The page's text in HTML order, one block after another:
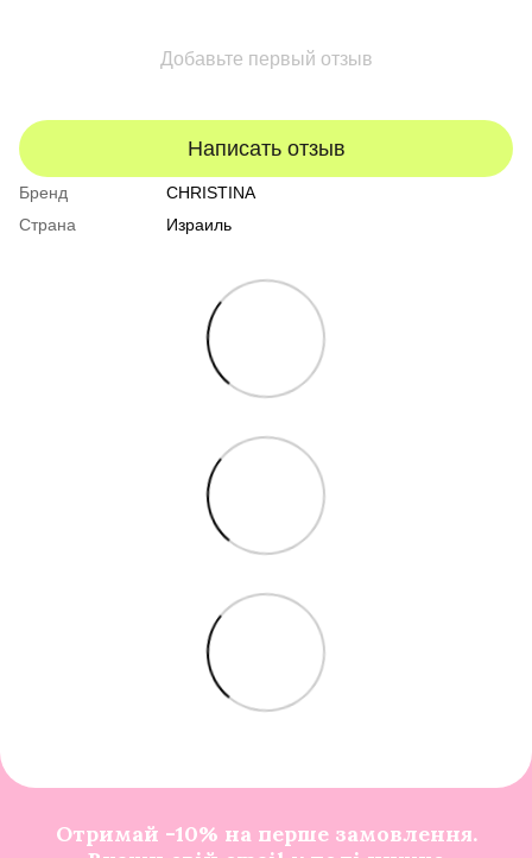
Добавьте первый отзыв
Написать отзыв
Бренд
CHRISTINA
Страна
Израиль
Отримай -10% на перше замовлення.